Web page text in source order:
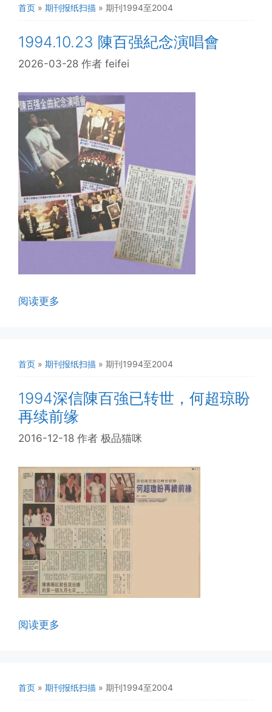
首页 » 期刊报纸扫描 » 期刊1994至2004
1994.10.23 陳百强紀念演唱會
2026-03-28 作者 feifei
阅读更多
首页 » 期刊报纸扫描 » 期刊1994至2004
1994深信陳百強已转世，何超琼盼
再续前缘
2016-12-18 作者 极品猫咪
阅读更多
首页 » 期刊报纸扫描 » 期刊1994至2004